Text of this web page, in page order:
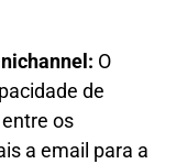
O
de
os
a email para a